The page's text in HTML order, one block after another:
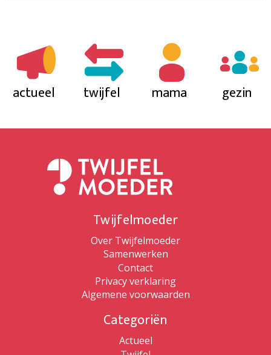
actueel twijfel mama gezin
Twijfelmoeder
Over Twijfelmoeder
Samenwerken
Contact
Privacy verklaring
Algemene voorwaarden
Categoriën
Actueel